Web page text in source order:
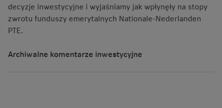
decyzje inwestycyjne i wyjaśniamy jak wpłynęły na stopy
zwrotu funduszy emerytalnych Nationale-Nederlanden
PTE.
Archiwalne komentarze inwestycyjne